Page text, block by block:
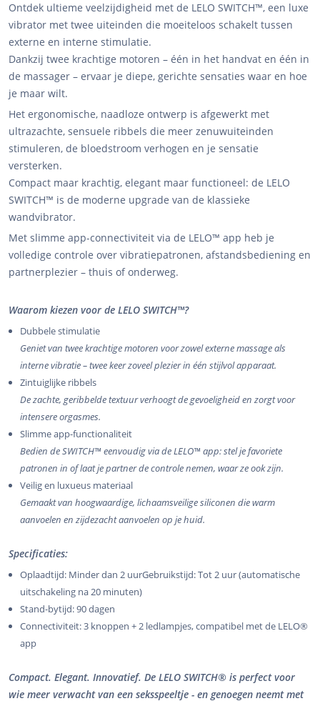
Ontdek ultieme veelzijdigheid met de LELO SWITCH™, een luxe
vibrator met twee uiteinden die moeiteloos schakelt tussen
externe en interne stimulatie.
Dankzij twee krachtige motoren – één in het handvat en één in
de massager – ervaar je diepe, gerichte sensaties waar en hoe
je maar wilt.
Het ergonomische, naadloze ontwerp is afgewerkt met
ultrazachte, sensuele ribbels die meer zenuwuiteinden
stimuleren, de bloedstroom verhogen en je sensatie
versterken.
Compact maar krachtig, elegant maar functioneel: de LELO
SWITCH™ is de moderne upgrade van de klassieke
wandvibrator.
Met slimme app-connectiviteit via de LELO™ app heb je
volledige controle over vibratiepatronen, afstandsbediening en
partnerplezier – thuis of onderweg.
Waarom kiezen voor de LELO SWITCH™?
Dubbele stimulatie
Geniet van twee krachtige motoren voor zowel externe massage als
interne vibratie – twee keer zoveel plezier in één stijlvol apparaat.
Zintuiglijke ribbels
De zachte, geribbelde textuur verhoogt de gevoeligheid en zorgt voor
intensere orgasmes.
Slimme app-functionaliteit
Bedien de SWITCH™ eenvoudig via de LELO™ app: stel je favoriete
patronen in of laat je partner de controle nemen, waar ze ook zijn.
Veilig en luxueus materiaal
Gemaakt van hoogwaardige, lichaamsveilige siliconen die warm
aanvoelen en zijdezacht aanvoelen op je huid.
Specificaties:
Oplaadtijd: Minder dan 2 uurGebruikstijd: Tot 2 uur (automatische
uitschakeling na 20 minuten)
Stand-bytijd: 90 dagen
Connectiviteit: 3 knoppen + 2 ledlampjes, compatibel met de LELO®
app
Compact. Elegant. Innovatief. De LELO SWITCH® is perfect voor
wie meer verwacht van een seksspeeltje - en genoegen neemt met